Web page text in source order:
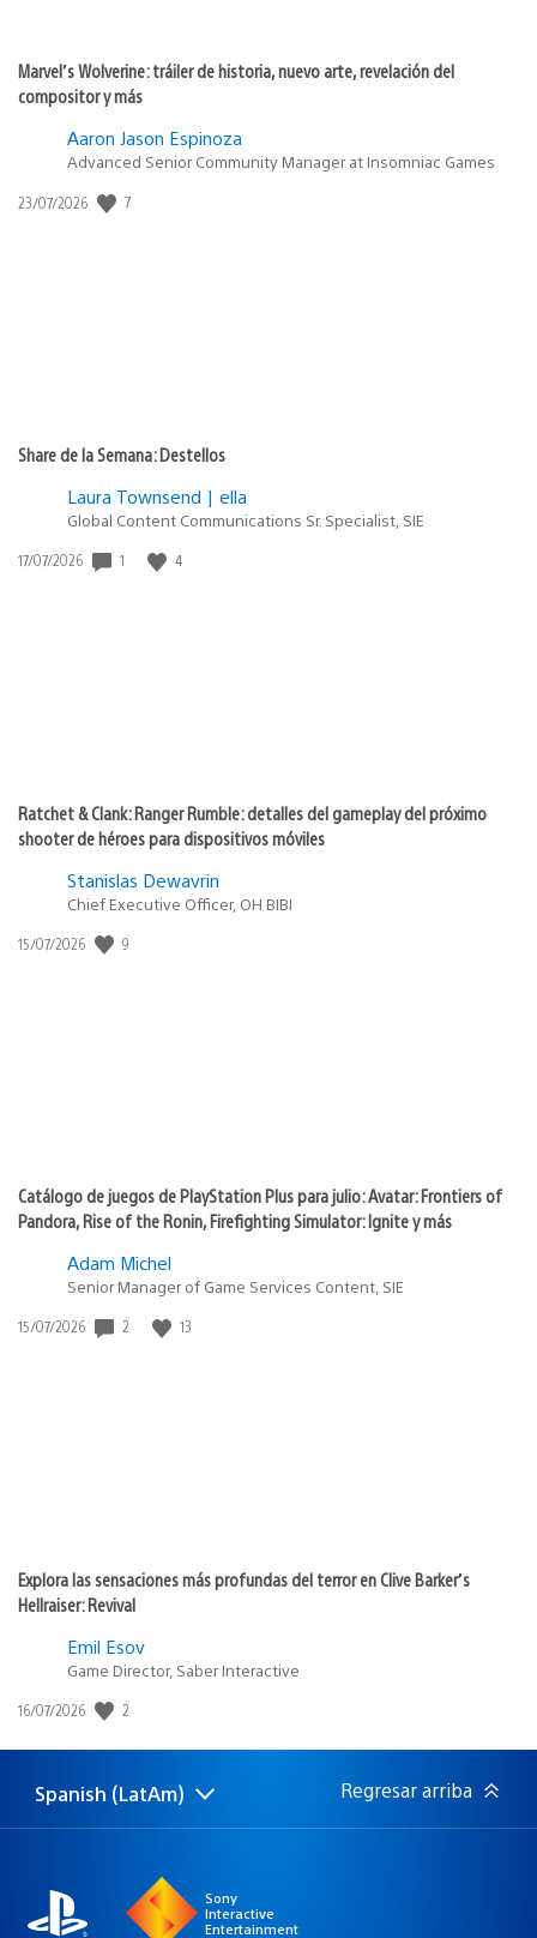
Marvel’s Wolverine: tráiler de historia, nuevo arte, revelación del
compositor y más
Aaron Jason Espinoza
Advanced Senior Community Manager at Insomniac Games
Fecha
23/07/2026 7
Share de la Semana: Destellos
Laura Townsend | ella
Global Content Communications Sr. Specialist, SIE
Fecha
17/07/2026 1 4
Ratchet & Clank: Ranger Rumble: detalles del gameplay del próximo
shooter de héroes para dispositivos móviles
Stanislas Dewavrin
Chief Executive Officer, OH BIBI
Fecha
15/07/2026 9
Catálogo de juegos de PlayStation Plus para julio: Avatar: Frontiers of
Pandora, Rise of the Ronin, Firefighting Simulator: Ignite y más
Adam Michel
Senior Manager of Game Services Content, SIE
Fecha
15/07/2026 2 13
Explora las sensaciones más profundas del terror en Clive Barker’s
Hellraiser: Revival
Emil Esov
Game Director, Saber Interactive
Fecha
publicación:
16/07/2026 2
Elige
una
Región
actual:
Spanish (LatAm) Regresar arriba
Sony
Interactive
Entertainment